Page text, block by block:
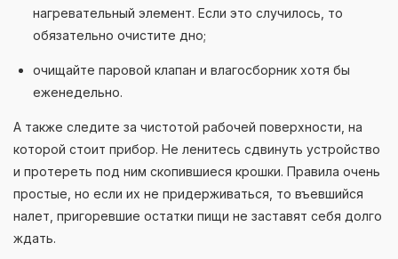
нагревательный элемент. Если это случилось, то
обязательно очистите дно;
очищайте паровой клапан и влагосборник хотя бы
еженедельно.
А также следите за чистотой рабочей поверхности, на
которой стоит прибор. Не ленитесь сдвинуть устройство
и протереть под ним скопившиеся крошки. Правила очень
простые, но если их не придерживаться, то въевшийся
налет, пригоревшие остатки пищи не заставят себя долго
ждать.